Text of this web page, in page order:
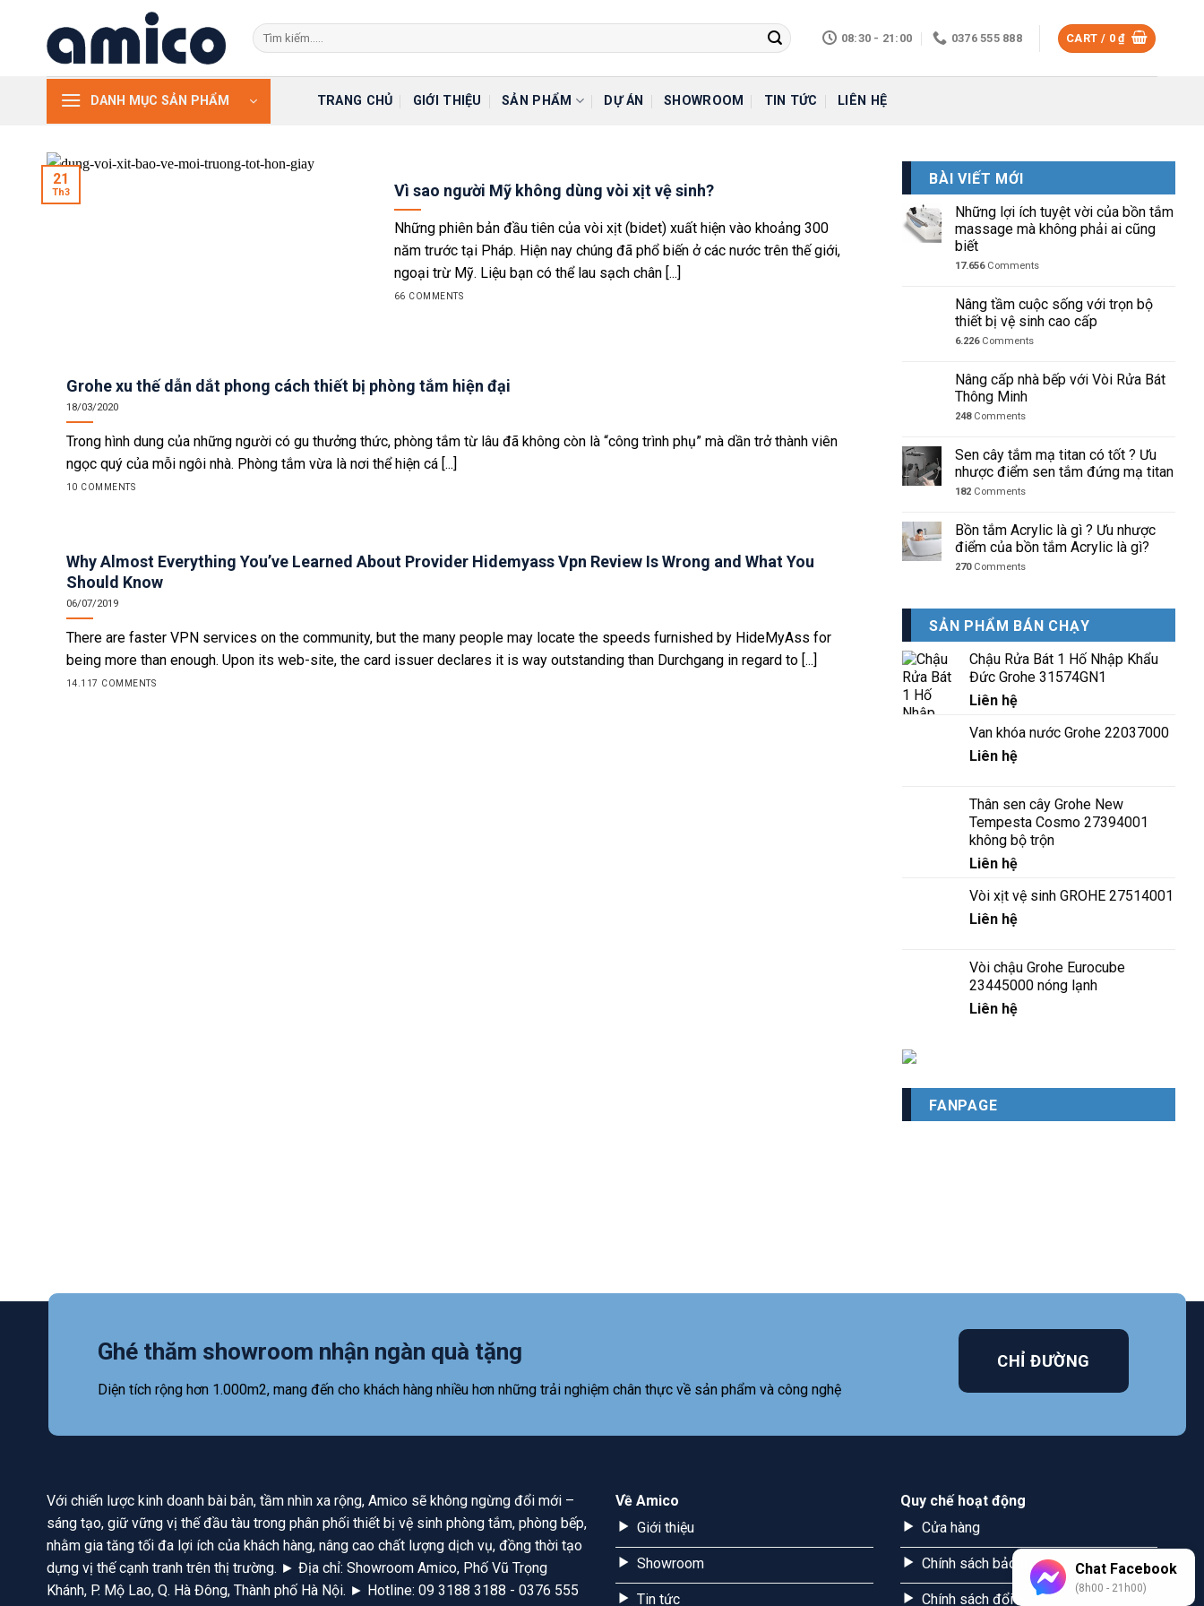
Search
for:
08:30 - 21:00 0376 555 888 CART / 0₫
DANH MỤC SẢN PHẨM TRANG CHỦ GIỚI THIỆU SẢN PHẨM DỰ ÁN SHOWROOM TIN TỨC LIÊN HỆ
Vì sao người Mỹ không dùng vòi xịt vệ sinh?
Những phiên bản đầu tiên của vòi xịt (bidet) xuất hiện vào khoảng 300
năm trước tại Pháp. Hiện nay chúng đã phổ biến ở các nước trên thế giới,
ngoại trừ Mỹ. Liệu bạn có thể lau sạch chân [...]
66 COMMENTS
21
Th3
Grohe xu thế dẫn dắt phong cách thiết bị phòng tắm hiện đại
18/03/2020
Trong hình dung của những người có gu thưởng thức, phòng tắm từ lâu đã không còn là “công trình phụ” mà dần trở thành viên
ngọc quý của mỗi ngôi nhà. Phòng tắm vừa là nơi thể hiện cá [...]
10 COMMENTS
Why Almost Everything You’ve Learned About Provider Hidemyass Vpn Review Is Wrong and What You
Should Know
06/07/2019
There are faster VPN services on the community, but the many people may locate the speeds furnished by HideMyAss for
being more than enough. Upon its web-site, the card issuer declares it is way outstanding than Durchgang in regard to [...]
14.117 COMMENTS
BÀI VIẾT MỚI
Những lợi ích tuyệt vời của bồn tắm
massage mà không phải ai cũng
biết
17.656Comments
Nâng tầm cuộc sống với trọn bộ
thiết bị vệ sinh cao cấp
6.226Comments
Nâng cấp nhà bếp với Vòi Rửa Bát
Thông Minh
248Comments
Sen cây tắm mạ titan có tốt ? Ưu
nhược điểm sen tắm đứng mạ titan
182 Comments
Bồn tắm Acrylic là gì ? Ưu nhược
điểm của bồn tắm Acrylic là gì?
270Comments
SẢN PHẨM BÁN CHẠY
Chậu Rửa Bát 1 Hố Nhập Khẩu
Đức Grohe 31574GN1
Liên hệ
Van khóa nước Grohe 22037000
Liên hệ
Thân sen cây Grohe New
Tempesta Cosmo 27394001
không bộ trộn
Liên hệ
Vòi xịt vệ sinh GROHE 27514001
Liên hệ
Vòi chậu Grohe Eurocube
23445000 nóng lạnh
Liên hệ
FANPAGE
Ghé thăm showroom nhận ngàn quà tặng
Diện tích rộng hơn 1.000m2, mang đến cho khách hàng nhiều hơn những trải nghiệm chân thực về sản phẩm và công nghệ
CHỈ ĐƯỜNG
Với chiến lược kinh doanh bài bản, tầm nhìn xa rộng, Amico sẽ không ngừng đổi mới –
sáng tạo, giữ vững vị thế đầu tàu trong phân phối thiết bị vệ sinh phòng tắm, phòng bếp,
nhằm gia tăng tối đa lợi ích của khách hàng, nâng cao chất lượng dịch vụ, đồng thời tạo
dựng vị thế cạnh tranh trên thị trường. ► Địa chỉ: Showroom Amico, Phố Vũ Trọng
Khánh, P. Mộ Lao, Q. Hà Đông, Thành phố Hà Nội. ► Hotline: 09 3188 3188 - 0376 555
Về Amico
Giới thiệu
Showroom
Tin tức
Quy chế hoạt động
Cửa hàng
Chính sách bảo mật
Chính sách đổi trả
Chat Facebook
(8h00 - 21h00)